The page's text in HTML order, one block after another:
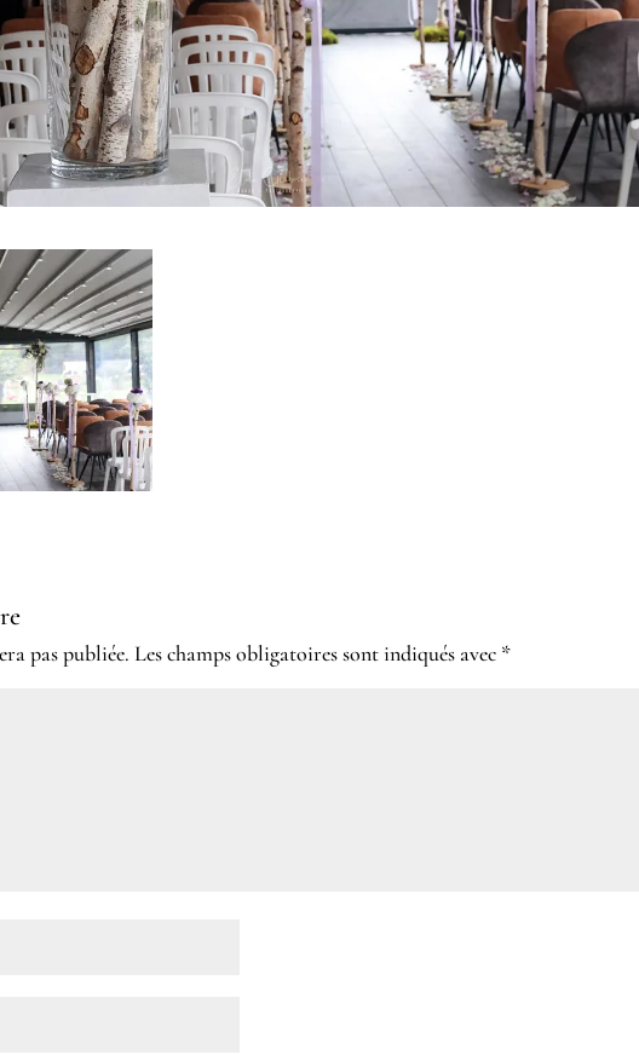
pas publiée. Les champs obligatoires sont indiqués avec *